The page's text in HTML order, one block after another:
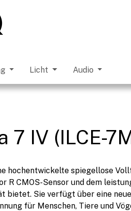
Licht Audio
7 IV (ILCE-
hochentwickelte spiegellose
R CMOS-Sensor und dem
bietet. Sie verfügt über eine
für Menschen, Tiere und